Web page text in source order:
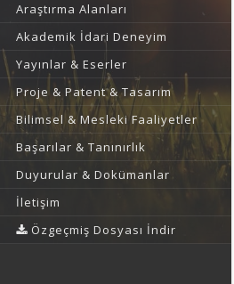
Araştırma Alanları
Akademik İdari Deneyim
Yayınlar & Eserler
Proje & Patent & Tasarım
Bilimsel & Mesleki Faaliyetler
Başarılar & Tanınırlık
Duyurular & Dokümanlar
İletişim
Özgeçmiş Dosyası İndir